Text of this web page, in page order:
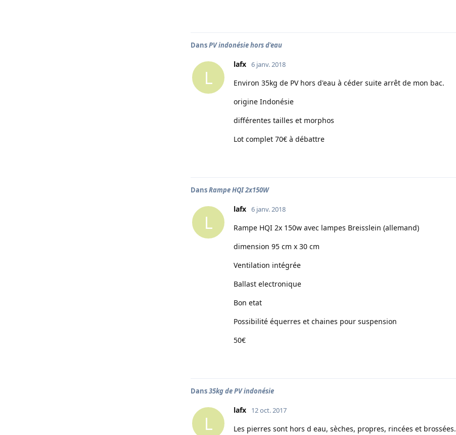
DansPV indonésie hors d'eau
L
lafx 6 janv. 2018
Environ 35kg de PV hors d'eau à céder suite arrêt de mon bac.
origine Indonésie
différentes tailles et morphos
Lot complet 70€ à débattre
DansRampe HQI 2x150W
L
lafx 6 janv. 2018
Rampe HQI 2x 150w avec lampes Breisslein (allemand)
dimension 95 cm x 30 cm
Ventilation intégrée
Ballast electronique
Bon etat
Possibilité équerres et chaines pour suspension
50€
Dans35kg de PV indonésie
L
lafx 12 oct. 2017
Les pierres sont hors d eau, sèches, propres, rincées et brossées.